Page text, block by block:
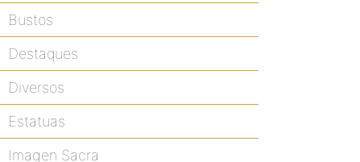
Bustos
Destaques
Diversos
Estatuas
Imagen Sacra